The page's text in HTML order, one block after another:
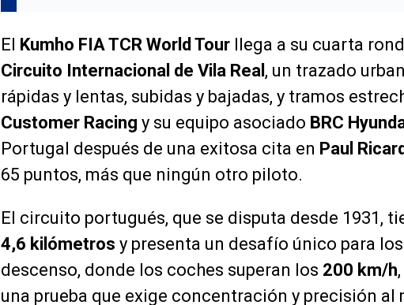
El Kumho FIA TCR World Tour llega a su cuarta
Circuito Internacional de Vila Real , un trazado
rápidas y lentas, subidas y bajadas, y tramos
Customer Racing y su equipo asociado BRC
Portugal después de una exitosa cita en Paul Ricard
65 puntos, más que ningún otro piloto.
El circuito portugués, que se disputa desde 1931,
4,6 kilómetros y presenta un desafío único para
descenso, donde los coches superan los 200 km/h
una prueba que exige concentración y precisión al